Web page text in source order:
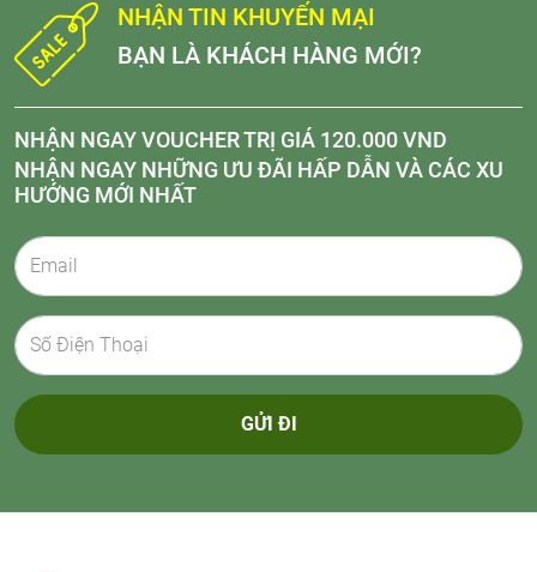
NHẬN TIN KHUYẾN MẠI
BẠN LÀ KHÁCH HÀNG MỚI?
NHẬN NGAY VOUCHER TRỊ GIÁ 120.000 VND
NHẬN NGAY NHỮNG ƯU ĐÃI HẤP DẪN VÀ CÁC XU
HƯỚNG MỚI NHẤT
GỬI ĐI